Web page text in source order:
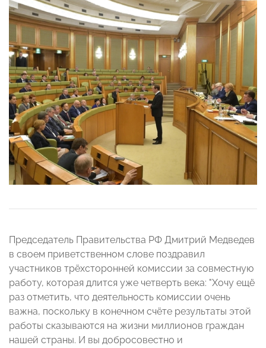
Председатель Правительства РФ Дмитрий Медведев
в своем приветственном слове поздравил
участников трёхсторонней комиссии за совместную
работу, которая длится уже четверть века: "Хочу ещё
раз отметить, что деятельность комиссии очень
важна, поскольку в конечном счёте результаты этой
работы сказываются на жизни миллионов граждан
нашей страны. И вы добросовестно и